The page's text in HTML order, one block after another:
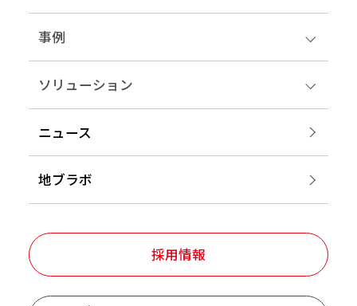
事例
ソリューション
ニュース
地ブラボ
採用情報